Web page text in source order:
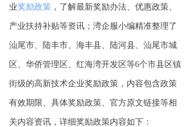
业奖励政策 ，了解最新奖励办法、优惠政策、
产业扶持补贴等资讯；湾企服小编精准整理了
汕尾市、陆丰市、海丰县、陆河县、汕尾市城
区、 华侨管理区 、红海湾开发区等6个市县区镇
街级的高新技术企业奖励政策，内容包含政策
有效期限、具体奖励政策、官方原文链接等相
关内容资讯，详细奖励政策内容如下：